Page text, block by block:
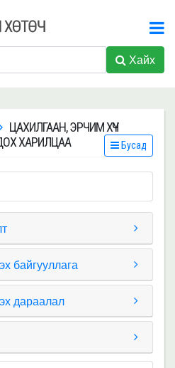
Хайх
ЦАХИЛГААН, ЭРЧИМ ХҮЧ
ХАРИЛЦАА
Бусад
байгууллага
дараалал